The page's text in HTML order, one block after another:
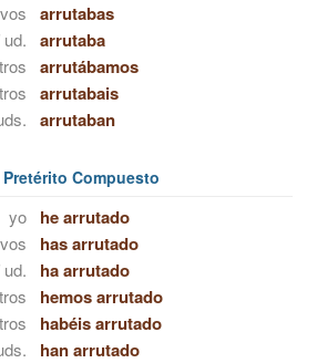
arrutabas
arrutaba
arrutábamos
arrutabais
arrutaban
Pretérito Compuesto
yo he arrutado
has arrutado
ha arrutado
hemos arrutado
habéis arrutado
han arrutado